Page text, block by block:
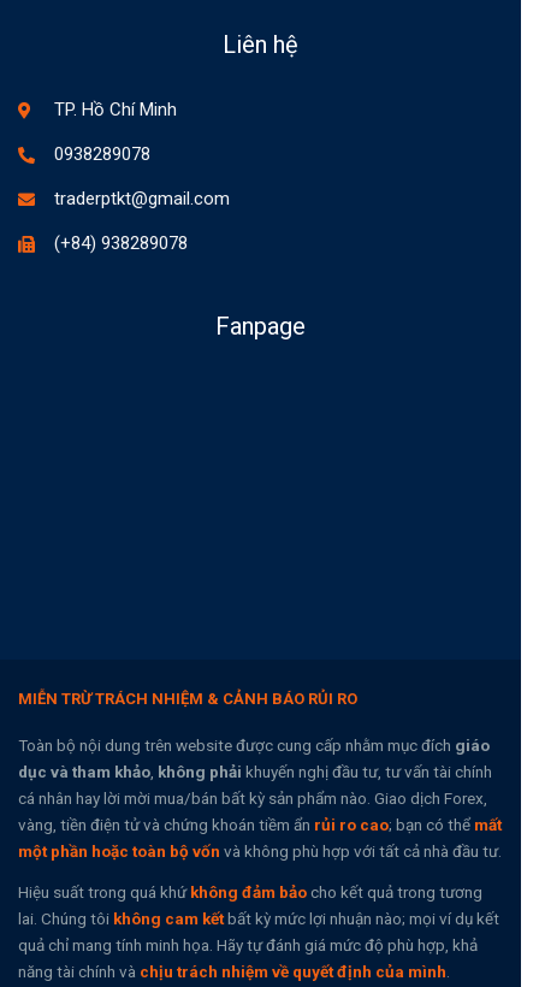
Liên hệ
TP. Hồ Chí Minh
0938289078
traderptkt@gmail.com
(+84) 938289078
Fanpage
MIỄN TRỪ TRÁCH NHIỆM & CẢNH BÁO RỦI RO
Toàn bộ nội dung trên website được cung cấp nhằm mục đích giáo
dục và tham khảo, không phải khuyến nghị đầu tư, tư vấn tài chính
cá nhân hay lời mời mua/bán bất kỳ sản phẩm nào. Giao dịch Forex,
vàng, tiền điện tử và chứng khoán tiềm ẩn rủi ro cao; bạn có thể mất
một phần hoặc toàn bộ vốn và không phù hợp với tất cả nhà đầu tư.
Hiệu suất trong quá khứkhông đảm bảocho kết quả trong tương
lai. Chúng tôi không cam kếtbất kỳ mức lợi nhuận nào; mọi ví dụ kết
quả chỉ mang tính minh họa. Hãy tự đánh giá mức độ phù hợp, khả
năng tài chính và chịu trách nhiệm về quyết định của mình.